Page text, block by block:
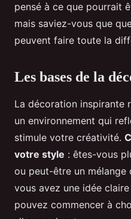
pensé à ce que pourrait
mais saviez-vous que
peuvent faire toute la
Les bases de la
La décoration inspirante
un environnement qui
stimule votre créativité.
votre style : êtes-vous
ou peut-être un mélange
vous avez une idée
pouvez commencer à